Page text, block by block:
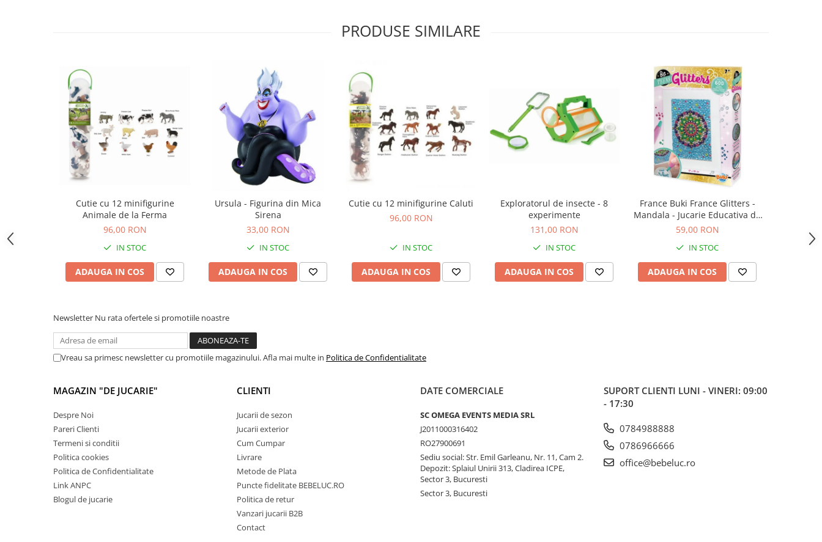
Jocuri de societate
Jocuri de logica
Jocuri de memorie
Jocuri cu numere
Jocuri de indemanare
Jocuri interactive
Carti pe alese
Carti pentru copii 1 an
Carti pentru copii 2 ani
Carti pentru copii 4 ani
Carti pentru copii 5 ani
Carti pentru copii 6 ani
Carti de colorat
Carticele interactive
Cadouri copii
Ceasuri copii
Cutii muzicale
Idei cadou fetite
Cadouri bebelusi
PRODUSE SIMILARE
Cutie cu 12 minifigurine
Animale de la Ferma
96,00 RON
IN STOC
ADAUGA IN COS
Ursula - Figurina din Mica
Sirena
33,00 RON
IN STOC
ADAUGA IN COS
Cutie cu 12 minifigurine Caluti
96,00 RON
IN STOC
ADAUGA IN COS
Exploratorul de insecte - 8
experimente
131,00 RON
IN STOC
ADAUGA IN COS
France Buki France Glitters -
Mandala - Jucarie Educativa de
inalta calitate pentru copii
59,00 RON
IN STOC
ADAUGA IN COS
Newsletter Nu rata ofertele si promotiile noastre
Vreau sa primesc newsletter cu promotiile magazinului. Afla mai multe in Politica de Confidentialitate
MAGAZIN "DE JUCARIE"
Despre Noi
Pareri Clienti
Termeni si conditii
Politica cookies
Politica de Confidentialitate
Link ANPC
Blogul de jucarie
CLIENTI
Jucarii de sezon
Jucarii exterior
Cum Cumpar
Livrare
Metode de Plata
Puncte fidelitate BEBELUC.RO
Politica de retur
Vanzari jucarii B2B
Contact
DATE COMERCIALE
SC OMEGA EVENTS MEDIA SRL
J2011000316402
RO27900691
Sediu social: Str. Emil Garleanu, Nr. 11, Cam 2.
Depozit: Splaiul Unirii 313, Cladirea ICPE,
Sector 3, Bucuresti
Sector 3, Bucuresti
SUPORT CLIENTI LUNI - VINERI: 09:00
- 17:30
0784988888
0786966666
office@bebeluc.ro